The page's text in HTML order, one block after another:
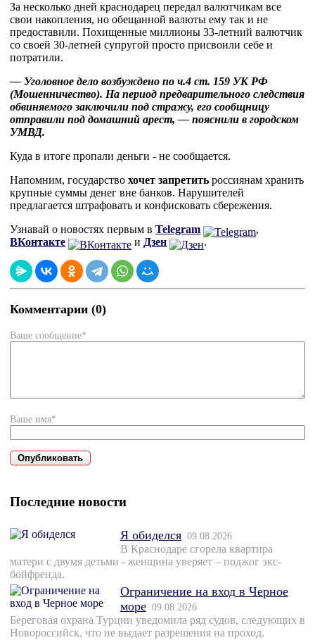
За несколько дней краснодарец передал валютчикам все
свои накопления, но обещанной валюты ему так и не
предоставили. Похищенные миллионы 33-летний валютчик
со своей 30-летней супругой просто присвоили себе и
потратили.
— Уголовное дело возбуждено по ч.4 ст. 159 УК РФ
(Мошенничество). На период предварительного следствия
обвиняемого заключили под стражу, его сообщницу
отправили под домашний арест, — пояснили в городском
УМВД.
Куда в итоге пропали деньги - не сообщается.
Напомним, государство хочет запретить россиянам хранить
крупные суммы денег вне банков. Нарушителей
предлагается штрафовать и конфисковать сбережения.
Узнавай о новостях первым в Telegram
,
ВКонтакте
и Дзен .
Комментарии (0)
Ваше сообщение*
Ваше имя*
Последние новости
Я обиделся 09.08.2026
В Краснодаре сгорела квартира
матери с двумя детьми - женщина уверяет – поджог экс-
бойфренда.
Ограничение на вход в Черное
море 09.08.2026
Береговая охрана Турции уведомила ряд судов, следующих в
Новороссийск, что не выдает разрешения на проход.